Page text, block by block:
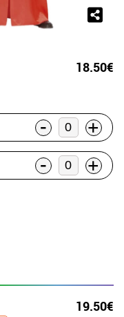
18.50€
- +
- +
19.50€